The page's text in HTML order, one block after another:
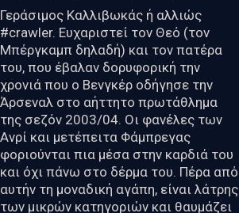
Γεράσιμος Καλλιβωκάς ή αλλιώς
#crawler. Ευχαριστεί τον Θεό (τον
Μπέργκαμπ δηλαδή) και τον πατέρα
του, που έβαλαν δορυφορική την
χρονιά που ο Βενγκέρ οδήγησε την
Άρσεναλ στο αήττητο πρωτάθλημα
της σεζόν 2003/04. Οι φανέλες των
Ανρί και μετέπειτα Φάμπρεγας
φοριούνται πια μέσα στην καρδιά του
και όχι πάνω στο δέρμα του. Πέρα από
αυτήν τη μοναδική αγάπη, είναι λάτρης
των μικρών κατηγοριών και θαυμάζει